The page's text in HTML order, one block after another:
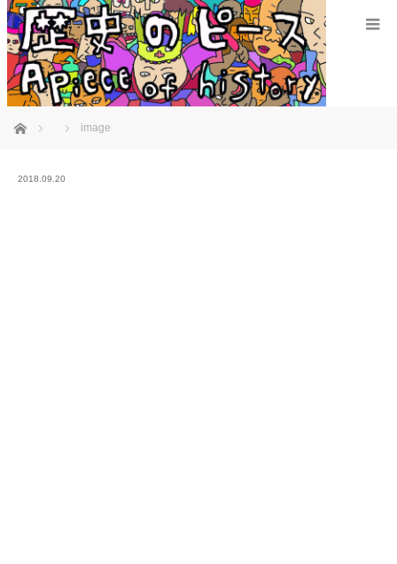
ホーム image
2018.09.20